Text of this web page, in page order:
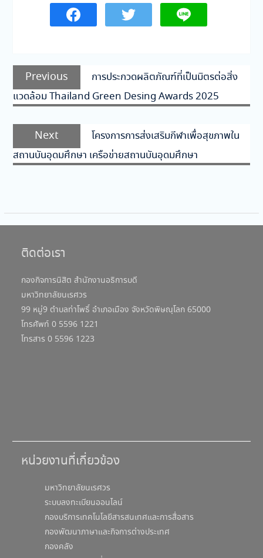
แนะแนว
เรื่อง
Previous
Previous
post:
การประกวดผลิตภัณฑ์ที่เป็นมิตรต่อสิ่ง
แวดล้อม Thailand Green Desing Awards 2025
Next
Next
post:
โครงการการส่งเสริมกีฬาเพื่อสุขภาพใน
สถานบันอุดมศึกษา เครือข่ายสถานบันอุดมศึกษา
ติดต่อเรา
กองกิจการนิสิต สำนักงานอธิการบดี
มหาวิทยาลัยนเรศวร
99 หมู่9 ตำบลท่าโพธิ์ อำเภอเมือง จังหวัดพิษณุโลก 65000
โทรศัพท์ 0 5596 1221
โทรสาร 0 5596 1223
หน่วยงานที่เกี่ยวข้อง
มหาวิทยาลัยนเรศวร
ระบบลงทะเบียนออนไลน์
กองบริการเทคโนโลยีสารสนเทศและการสื่อสาร
กองพัฒนาภาษาและกิจการต่างประเทศ
กองคลัง